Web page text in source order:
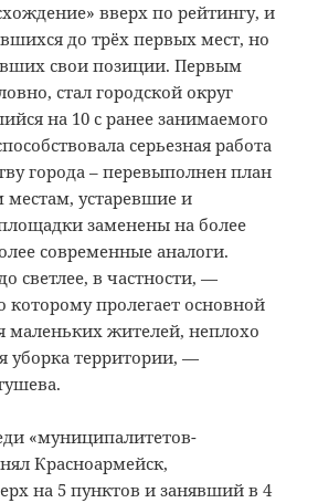
вверх по рейтингу, и
до трёх первых мест, но
свои позиции. Первым
стал городской округ
на 10 с ранее занимаемого
серьезная работа
города – перевыполнен план
устаревшие и
заменены на более
современные аналоги.
светлее, в частности, —
которому пролегает основной
маленьких жителей, неплохо
уборка территории, —
«муниципалитетов-
Красноармейск,
на 5 пунктов и занявший в 4